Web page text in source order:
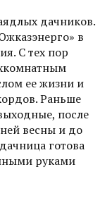
дачников.
в
С тех пор
ее жизни и
Раньше
после
весны и до
готова
руками